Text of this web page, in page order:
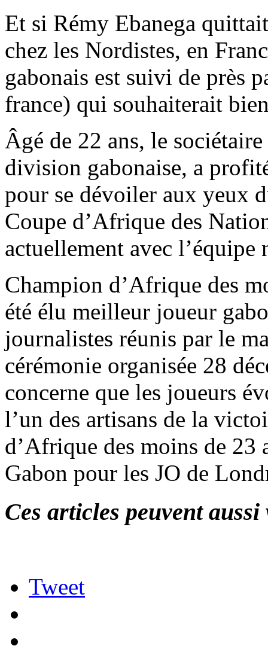
Et si Rémy Ebanega
chez les Nordistes, en
gabonais est suivi de près
france) qui souhaiterait
Âgé de 22 ans, le
division gabonaise, a
pour se dévoiler aux yeux
Coupe d’Afrique des
actuellement avec l’équipe
Champion d’Afrique des
été élu meilleur joueur
journalistes réunis par le
cérémonie organisée 28
concerne que les joueurs
l’un des artisans de la
d’Afrique des moins de
Gabon pour les JO de
Ces articles peuvent
Tweet